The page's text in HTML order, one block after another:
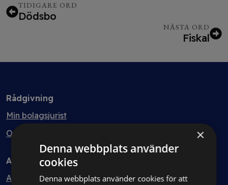
TIDIGARE ORD
Dödsbo
NÄSTA ORD
Fiskal
Rådgivning
Min bolagsjurist
Ombud
Avtal
Avtalshantering
×
Denna webbplats använder
cookies
Denna webbplats använder cookies för att